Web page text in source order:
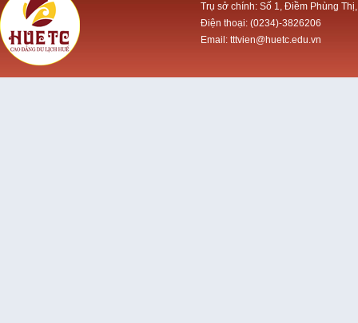
Trụ sở chính: Số 1, Điềm Phùng
Điện thoại: (0234)-3826206
Email: tttvien@huetc.edu.vn